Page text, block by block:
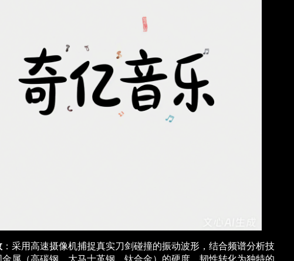
：采用高速摄像机捕捉真实刀剑碰撞的振动波形，结合频谱分析技